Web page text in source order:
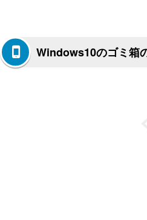
Windows10のゴミ箱